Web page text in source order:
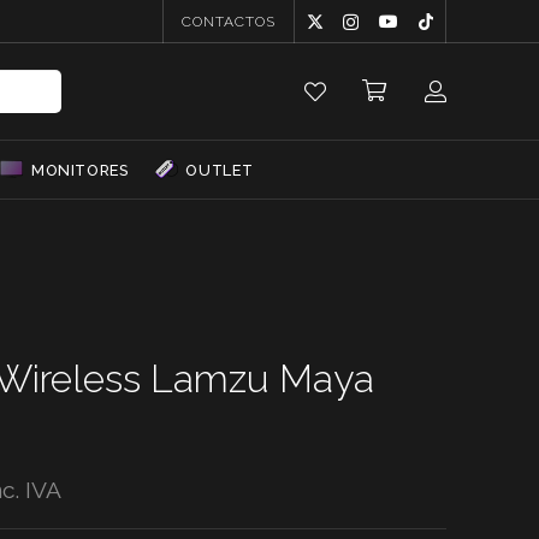
CONTACTOS
MONITORES OUTLET
Lamzu Maya
IVA